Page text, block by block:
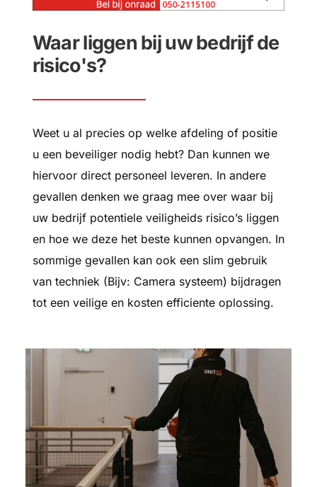
Waar liggen bij uw bedrijf de
risico's?
Weet u al precies op welke afdeling of positie
u een beveiliger nodig hebt? Dan kunnen we
hiervoor direct personeel leveren. In andere
gevallen denken we graag mee over waar bij
uw bedrijf potentiele veiligheids risico’s liggen
en hoe we deze het beste kunnen opvangen. In
sommige gevallen kan ook een slim gebruik
van techniek (Bijv: Camera systeem) bijdragen
tot een veilige en kosten efficiente oplossing.